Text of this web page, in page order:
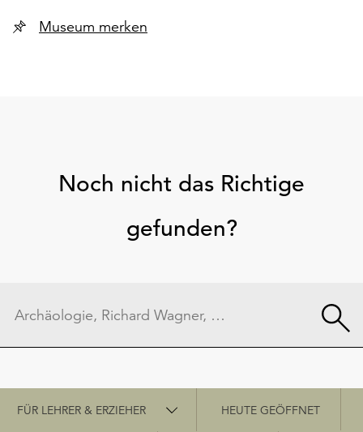
Museum merken
Noch nicht das Richtige
gefunden?
Schnellzugriff
FÜR LEHRER & ERZIEHER HEUTE GEÖFFNET